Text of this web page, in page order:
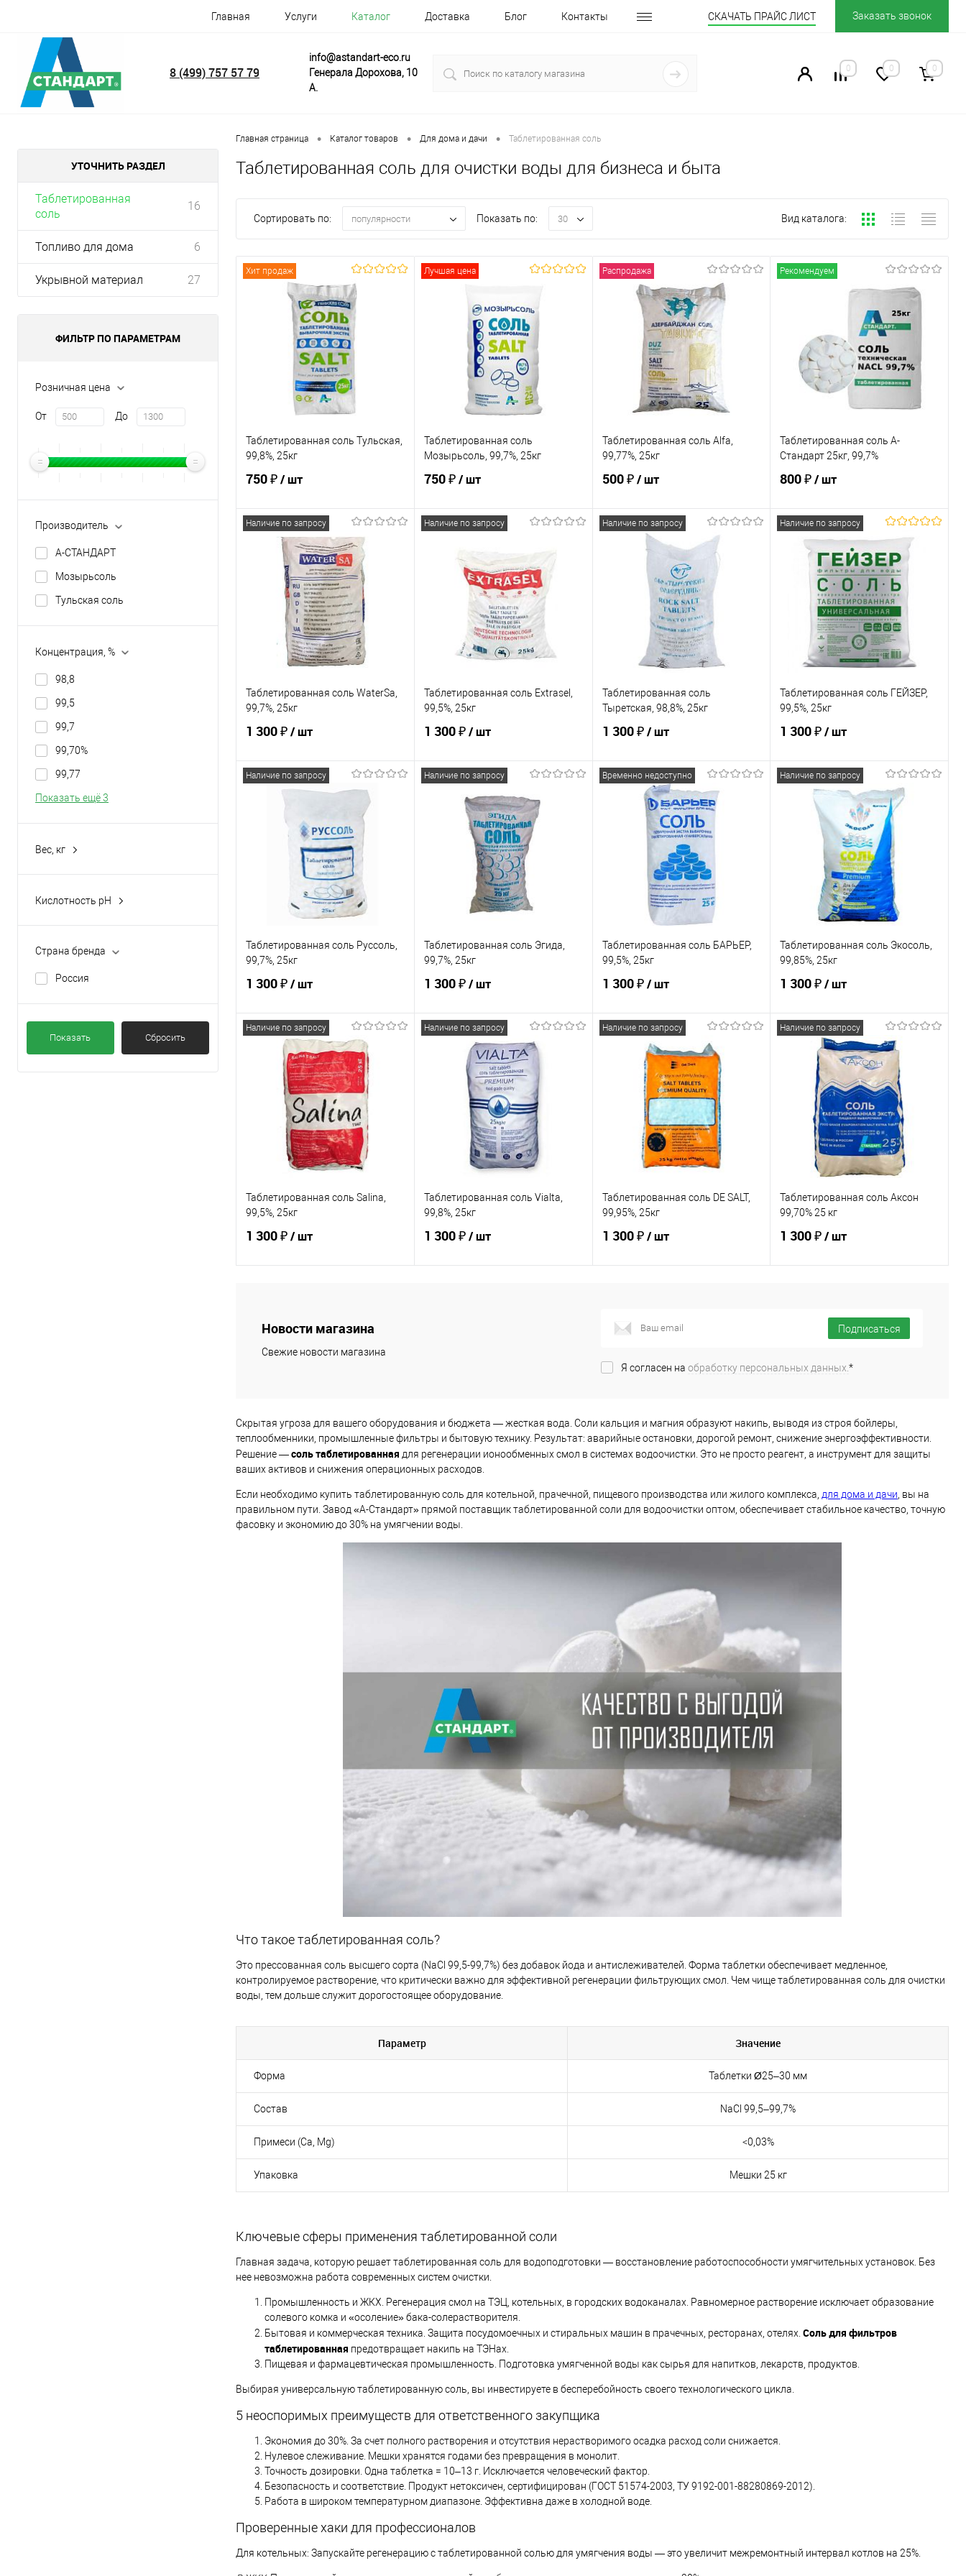
Главная Услуги Каталог Доставка Блог Контакты СКАЧАТЬ ПРАЙС ЛИСТ Заказать звонок
8 (499) 757 57 79
info@astandart-eco.ru
Генерала Дорохова, 10
А.
0 0 0
УТОЧНИТЬ РАЗДЕЛ
Таблетированная
соль
16
Топливо для дома 6
Укрывной материал 27
ФИЛЬТР ПО ПАРАМЕТРАМ
Розничная цена
От До
Производитель
А-СТАНДАРТ
Мозырьсоль
Тульская соль
Концентрация, %
98,8
99,5
99,7
99,70%
99,77
Показать ещё 3
Вес, кг
Кислотность pH
Страна бренда
Россия
Показать Сбросить
Главная страница • Каталог товаров • Для дома и дачи • Таблетированная соль
Таблетированная соль для очистки воды для бизнеса и быта
Сортировать по: популярности Показать по: 30 Вид каталога:
Хит продаж
Таблетированная соль Тульская,
99,8%, 25кг
750 ₽/ шт
В корзину
Купить в 1 клик
Сравнение
В избранное
В наличии
Лучшая цена
Таблетированная соль
Мозырьсоль, 99,7%, 25кг
750 ₽/ шт
Купить в 1 клик
Сравнение
В избранное
В наличии
Распродажа
Таблетированная соль Alfa,
99,77%, 25кг
500 ₽ / шт
В корзину
Купить в 1 клик
Сравнение
В избранное
Рекомендуем
Таблетированная соль А-
Стандарт 25кг, 99,7%
800 ₽/ шт
В корзину
Купить в 1 клик
Сравнение
В избранное
В наличии
Наличие по запросу
Таблетированная соль WaterSa,
99,7%, 25кг
1 300 ₽/ шт
Подписаться
Купить в 1 клик
Сравнение
В избранное
Недоступно
Наличие по запросу
Таблетированная соль Extrasel,
99,5%, 25кг
1 300 ₽/ шт
Купить в 1 клик
Сравнение
В избранное
Недоступно
Наличие по запросу
Таблетированная соль
Тыретская, 98,8%, 25кг
1 300 ₽ / шт
Подписаться
Купить в 1 клик
Сравнение
В избранное
Наличие по запросу
Таблетированная соль ГЕЙЗЕР,
99,5%, 25кг
1 300 ₽/ шт
Подписаться
Купить в 1 клик
Сравнение
В избранное
Недоступно
Наличие по запросу
Таблетированная соль Руссоль,
99,7%, 25кг
1 300 ₽/ шт
Подписаться
Купить в 1 клик
Сравнение
В избранное
Недоступно
Наличие по запросу
Таблетированная соль Эгида,
99,7%, 25кг
1 300 ₽/ шт
Подписаться
Купить в 1 клик
Сравнение
В избранное
Недоступно
Временно недоступно
Таблетированная соль БАРЬЕР,
99,5%, 25кг
1 300 ₽ / шт
Подписаться
Купить в 1 клик
Сравнение
В избранное
Недоступно
Наличие по запросу
Таблетированная соль Экосоль,
99,85%, 25кг
1 300 ₽/ шт
Подписаться
Купить в 1 клик
Сравнение
В избранное
Недоступно
Наличие по запросу
Таблетированная соль Salina,
99,5%, 25кг
1 300 ₽/ шт
Купить в 1 клик
Сравнение
В избранное
Недоступно
Наличие по запросу
Таблетированная соль Vialta,
99,8%, 25кг
1 300 ₽/ шт
Наличие по запросу
Таблетированная соль DE SALT,
99,95%, 25кг
1 300 ₽ / шт
Купить в 1 клик
Наличие по запросу
Таблетированная соль Аксон
99,70% 25 кг
1 300 ₽/ шт
Купить в 1 клик
Сравнение
Новости магазина
Свежие новости магазина
Подписаться
Я согласен на обработку персональных данных. *
Скрытая угроза для вашего оборудования и бюджета — жесткая вода. Соли кальция и магния образуют накипь, выводя из строя бойлеры,
теплообменники, промышленные фильтры и бытовую технику. Результат: аварийные остановки, дорогой ремонт, снижение энергоэффективности.
Решение —соль таблетированная для регенерации ионообменных смол в системах водоочистки. Это не просто реагент, а инструмент для защиты
ваших активов и снижения операционных расходов.
Если необходимо купить таблетированную соль для котельной, прачечной, пищевого производства или жилого комплекса, для дома и дачи, вы на
правильном пути. Завод «А-Стандарт» прямой поставщик таблетированной соли для водоочистки оптом, обеспечивает стабильное качество, точную
фасовку и экономию до 30% на умягчении воды.
Что такое таблетированная соль?
Это прессованная соль высшего сорта (NaCl 99,5-99,7%) без добавок йода и антислеживателей. Форма таблетки обеспечивает медленное,
контролируемое растворение, что критически важно для эффективной регенерации фильтрующих смол. Чем чище таблетированная соль для очистки
воды, тем дольше служит дорогостоящее оборудование.
Параметр Значение
Форма Таблетки Ø25–30 мм
Состав NaCl 99,5–99,7%
Примеси (Ca, Mg) <0,03%
Упаковка Мешки 25 кг
Ключевые сферы применения таблетированной соли
Главная задача, которую решает таблетированная соль для водоподготовки — восстановление работоспособности умягчительных установок. Без
нее невозможна работа современных систем очистки.
Промышленность и ЖКХ. Регенерация смол на ТЭЦ, котельных, в городских водоканалах. Равномерное растворение исключает образование
солевого комка и «осоление» бака-солерастворителя.
Бытовая и коммерческая техника. Защита посудомоечных и стиральных машин в прачечных, ресторанах, отелях. Соль для фильтров
таблетированная предотвращает накипь на ТЭНах.
Пищевая и фармацевтическая промышленность. Подготовка умягченной воды как сырья для напитков, лекарств, продуктов.
Выбирая универсальную таблетированную соль, вы инвестируете в бесперебойность своего технологического цикла.
5 неоспоримых преимуществ для ответственного закупщика
Экономия до 30%. За счет полного растворения и отсутствия нерастворимого осадка расход соли снижается.
Нулевое слеживание. Мешки хранятся годами без превращения в монолит.
Точность дозировки. Одна таблетка = 10–13 г. Исключается человеческий фактор.
Безопасность и соответствие. Продукт нетоксичен, сертифицирован (ГОСТ 51574-2003, ТУ 9192-001-88280869-2012).
Работа в широком температурном диапазоне. Эффективна даже в холодной воде.
Проверенные хаки для профессионалов
Для котельных: Запускайте регенерацию с таблетированной солью для умягчения воды — это увеличит межремонтный интервал котлов на 25%.